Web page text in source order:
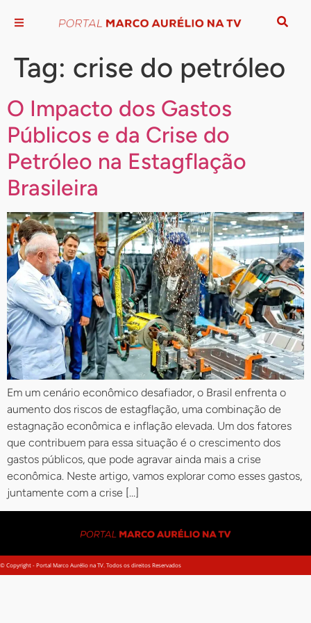
Tag: crise do petróleo
O Impacto dos Gastos
Públicos e da Crise do
Petróleo na Estagflação
Brasileira
Em um cenário econômico desafiador, o Brasil enfrenta o
aumento dos riscos de estagflação, uma combinação de
estagnação econômica e inflação elevada. Um dos fatores
que contribuem para essa situação é o crescimento dos
gastos públicos, que pode agravar ainda mais a crise
econômica. Neste artigo, vamos explorar como esses gastos,
juntamente com a crise […]
© Copyright - Portal Marco Aurélio na TV. Todos os direitos Reservados